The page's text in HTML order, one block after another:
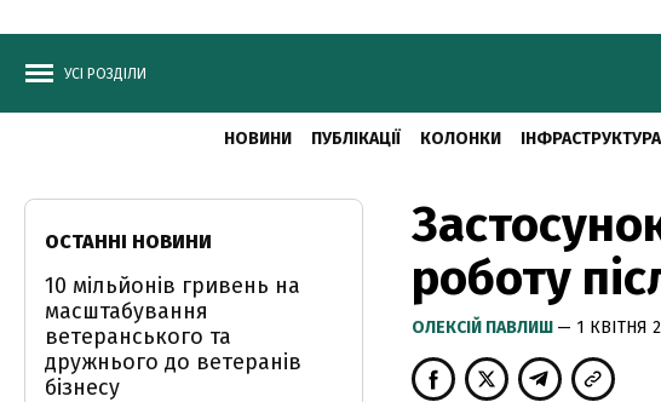
УСІ РОЗДІЛИ
НОВИНИ ПУБЛІКАЦІЇ КОЛОНКИ ІНФРАСТРУКТУРА
роботу
ОЛЕКСІЙ ПАВЛИШ — 1 КВІТНЯ
ОСТАННІ НОВИНИ
10 мільйонів гривень на
масштабування
ветеранського та
дружнього до ветеранів
бізнесу